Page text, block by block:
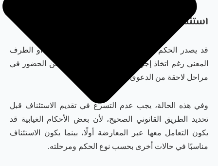
استئناف الحكم الغيابي في دبي
قد يصدر الحكم الجزائي غيابيًا إذا لم يحضر المتهم أو الطرف
المعني رغم اتخاذ إجراءات التبليغ، أو إذا انقطع عن الحضور في
مراحل لاحقة من الدعوى دون عذر مقبول.
وفي هذه الحالة، يجب عدم التسرع في تقديم الاستئناف قبل
تحديد الطريق القانوني الصحيح، لأن بعض الأحكام الغيابية قد
يكون التعامل معها عبر المعارضة أولًا، بينما يكون الاستئناف
مناسبًا في حالات أخرى بحسب نوع الحكم ومرحلته.